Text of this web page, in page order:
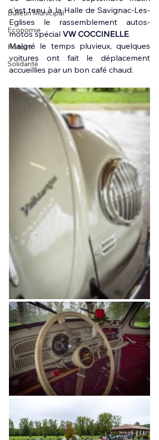
Bulletin Municipal
Economie
Histoire
Solidarité
s'est tenu à la Halle de Savignac-Les-
Eglises le rassemblement autos-
motos spécial VW COCCINELLE.
Malgré le temps pluvieux, quelques
voitures ont fait le déplacement
accueillies par un bon café chaud.